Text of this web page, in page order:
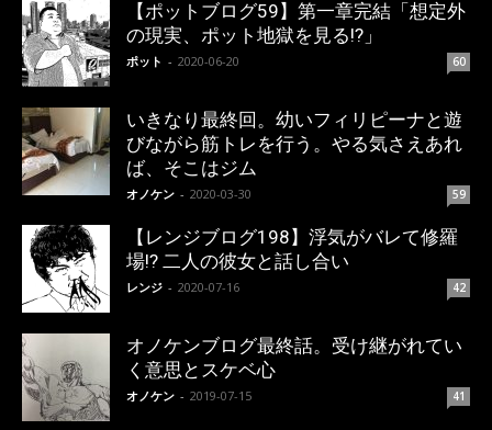
【ポットブログ59】第一章完結「想定外
の現実、ポット地獄を見る!?」
ポット - 2020-06-20 60
いきなり最終回。幼いフィリピーナと遊
びながら筋トレを行う。やる気さえあれ
ば、そこはジム
オノケン - 2020-03-30 59
【レンジブログ198】浮気がバレて修羅
場!? 二人の彼女と話し合い
レンジ - 2020-07-16 42
オノケンブログ最終話。受け継がれてい
く意思とスケベ心
オノケン - 2019-07-15 41